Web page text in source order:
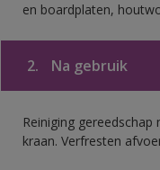
en boardplaten,
2. Na gebruik
Reiniging
kraan. Verfresten